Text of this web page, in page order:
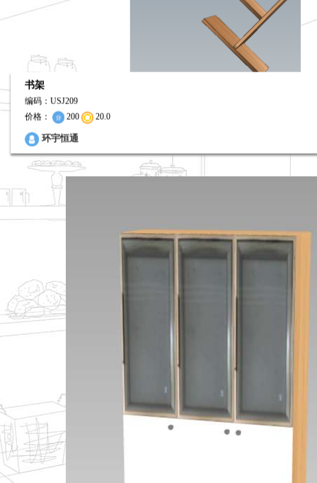
书架
编码：USJ209
价格：
200 20.0
环宇恒通